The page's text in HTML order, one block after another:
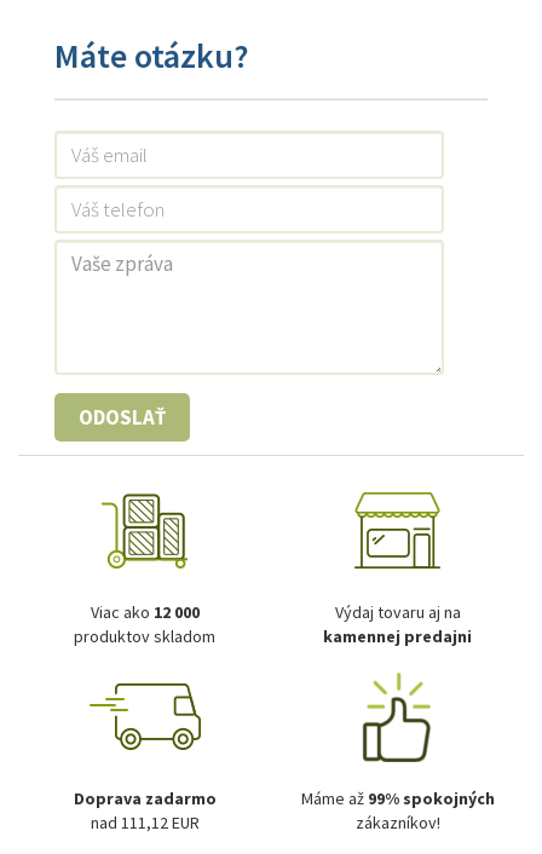
Máte otázku?
ODOSLAŤ
Viac ako 12 000
produktov skladom
Výdaj tovaru aj na
kamennej predajni
Doprava zadarmo
nad 111,12 EUR
Máme až 99% spokojných
zákazníkov!